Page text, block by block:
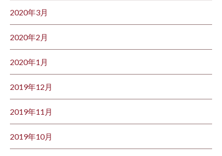
2020年3月
2020年2月
2020年1月
2019年12月
2019年11月
2019年10月